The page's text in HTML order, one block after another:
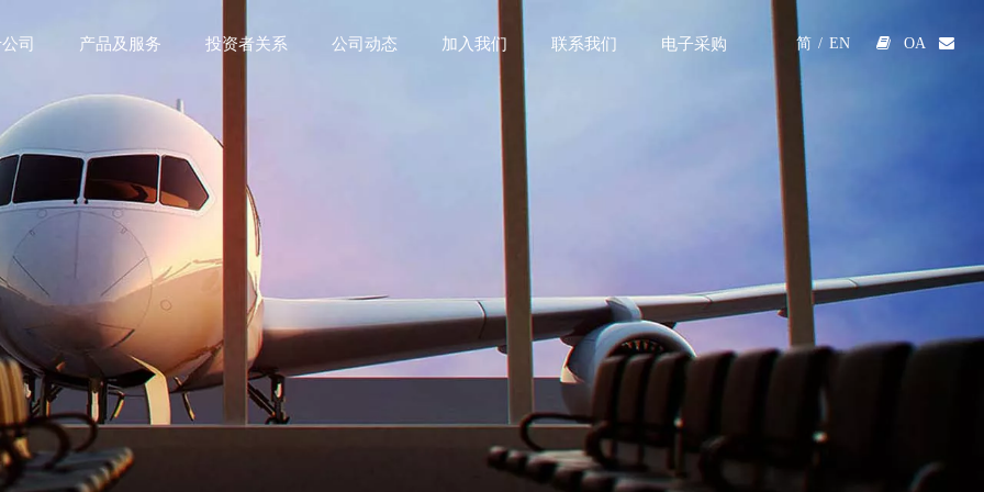
司 产品及服务 投资者关系 公司动态 加入我们 联系我们 电子采购 简 / EN  OA 